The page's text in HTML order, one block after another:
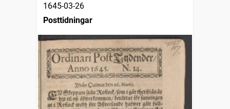
1645-03-26
Posttidningar